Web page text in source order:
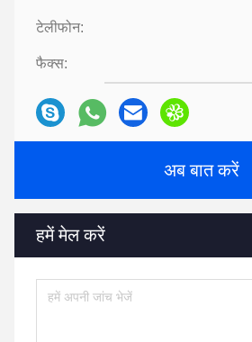
टेलीफोन:
फैक्स:
अब बात करें
हमें मेल करें